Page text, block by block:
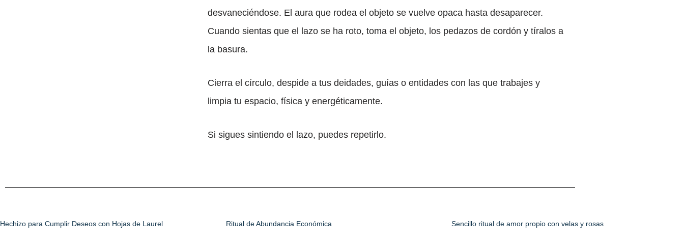
desvaneciéndose. El aura que rodea el objeto se vuelve opaca hasta desaparecer.
Cuando sientas que el lazo se ha roto, toma el objeto, los pedazos de cordón y tíralos a
la basura.
Cierra el círculo, despide a tus deidades, guías o entidades con las que trabajes y
limpia tu espacio, física y energéticamente.
Si sigues sintiendo el lazo, puedes repetirlo.
Hechizo para Cumplir Deseos con Hojas de Laurel Ritual de Abundancia Económica Sencillo ritual de amor propio con velas y rosas